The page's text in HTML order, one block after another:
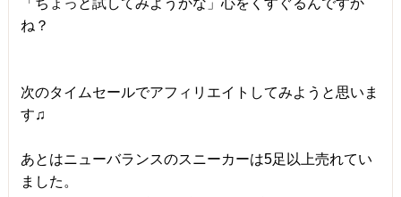
ね？
次のタイムセールでアフィリエイトしてみようと思いま
す♫
あとはニューバランスのスニーカーは5足以上売れてい
ました。